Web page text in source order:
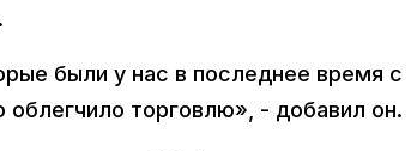
были у нас в последнее время с
торговлю», - добавил он.